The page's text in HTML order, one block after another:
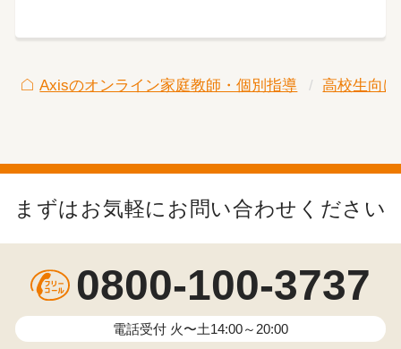
Axisのオンライン家庭教師・個別指導 高校生向け
まずはお気軽にお問い合わせください
0800-100-3737
電話受付 火〜土14:00～20:00